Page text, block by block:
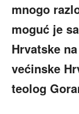
mnogo
moguć je
Hrvatske
većinske
teolog